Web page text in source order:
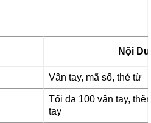
Nội
Vân tay, mã số, thẻ từ
Tối đa 100 vân tay,
tay